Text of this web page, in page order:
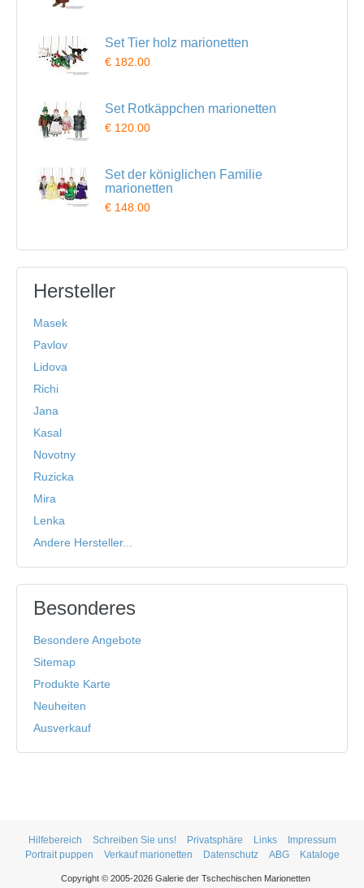
Set Tier holz marionetten
€ 182.00
Set Rotkäppchen marionetten
€ 120.00
Set der königlichen Familie
marionetten
€ 148.00
Hersteller
Masek
Pavlov
Lidova
Richi
Jana
Kasal
Novotny
Ruzicka
Mira
Lenka
Andere Hersteller...
Besonderes
Besondere Angebote
Sitemap
Produkte Karte
Neuheiten
Ausverkauf
Hilfebereich Schreiben Sie uns! Privatsphäre Links
Impressum
Portrait puppen
Verkauf marionetten Datenschutz ABG Kataloge
Copyright © 2005-2026 Galerie der Tschechischen Marionetten